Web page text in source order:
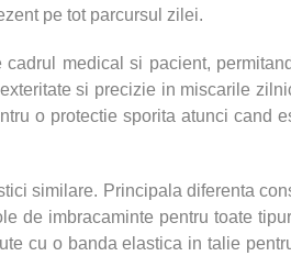
pe tot parcursul zilei.
medical si pacient,
si precizie in miscarile
o protectie sporita atunci cand
similare. Principala diferenta
de imbracaminte pentru toate
cu o banda elastica in talie